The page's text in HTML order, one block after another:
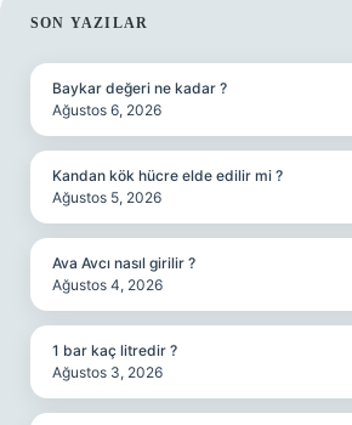
SIDEBAR
SON YAZILAR
Baykar değeri ne kadar ?
Ağustos 6, 2026
Kandan kök hücre elde edilir mi ?
Ağustos 5, 2026
Ava Avcı nasıl girilir ?
Ağustos 4, 2026
1 bar kaç litredir ?
Ağustos 3, 2026